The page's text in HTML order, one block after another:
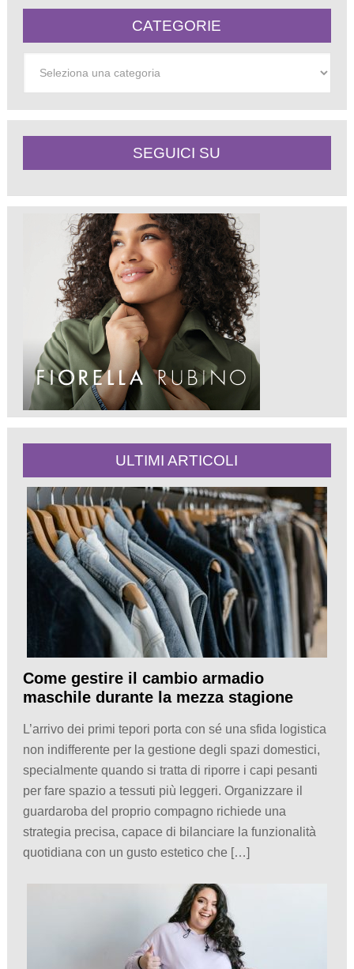
CATEGORIE
SEGUICI SU
ULTIMI ARTICOLI
Come gestire il cambio armadio
maschile durante la mezza stagione
L’arrivo dei primi tepori porta con sé una sfida logistica
non indifferente per la gestione degli spazi domestici,
specialmente quando si tratta di riporre i capi pesanti
per fare spazio a tessuti più leggeri. Organizzare il
guardaroba del proprio compagno richiede una
strategia precisa, capace di bilanciare la funzionalità
quotidiana con un gusto estetico che […]